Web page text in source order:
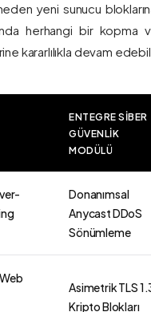
yeni sunucu
herhangi bir
kararlılıkla devam
ENTEGRE SIBER
GÜVENLIK
MODÜLÜ
Donanımsal
Anycast DDoS
Sönümleme
Asimetrik TLS
Kripto Blokları